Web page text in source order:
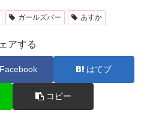
ガールズバー あすか
アする
Facebook はてブ
コピー